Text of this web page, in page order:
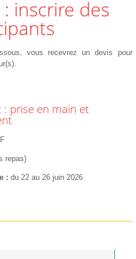
vous recevrez un devis pour
: prise en main et
repas)
du 22 au 26 juin 2026